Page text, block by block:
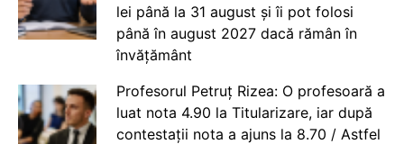
lei până la 31 august și îi pot folosi
până în august 2027 dacă rămân în
învățământ
Profesorul Petruț Rizea: O profesoară a
luat nota 4.90 la Titularizare, iar după
contestații nota a ajuns la 8.70 / Astfel